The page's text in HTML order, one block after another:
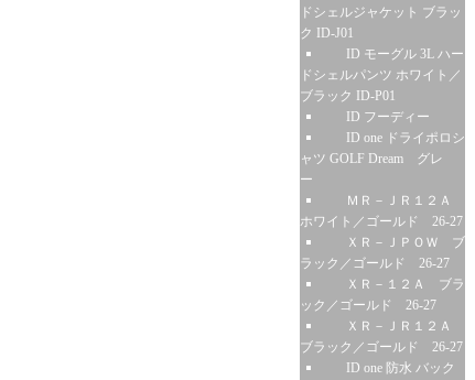
ドシェルジャケット ブラッ
ク ID-J01
ID モーグル 3L ハー
ドシェルパンツ ホワイト／
ブラック ID-P01
ID フーディー
ID one ドライポロシ
ャツ GOLF Dream グレ
ー
ＭＲ－ＪＲ１２Ａ
ホワイト／ゴールド 26-27
ＸＲ－ＪＰＯＷ ブ
ラック／ゴールド 26-27
ＸＲ－１２Ａ ブラ
ック／ゴールド 26-27
ＸＲ－ＪＲ１２Ａ
ブラック／ゴールド 26-27
ID one 防水 バック